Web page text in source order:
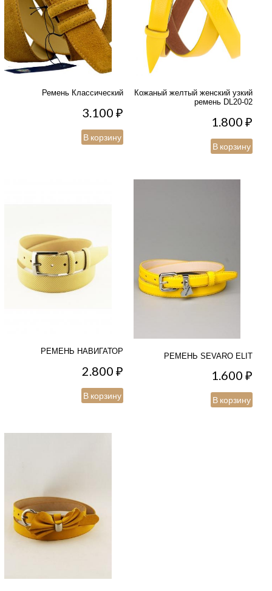
Ремень Классический
3.100₽
В корзину
Кожаный желтый женский узкий
ремень DL20-02
1.800₽
В корзину
РЕМЕНЬ НАВИГАТОР
2.800₽
В корзину
РЕМЕНЬ SEVARO ELIT
1.600₽
В корзину